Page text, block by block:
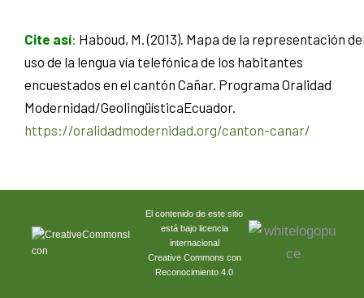
Cite así: Haboud, M. (2013). Mapa de la representación
uso de la lengua vía telefónica de los habitantes
encuestados en el cantón Cañar. Programa Oralidad
Modernidad/GeolingüísticaEcuador.
https://oralidadmodernidad.org/canton-canar/
El contenido de este sitio
está bajo licencia
internacional
Creative Commons con
Reconocimiento 4.0